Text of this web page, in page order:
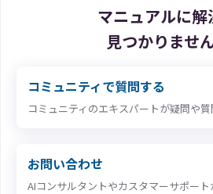
マニュアルに解
見つかりませ
コミュニティで質問する
コミュニティのエキスパートが疑問や
お問い合わせ
AIコンサルタントやカスタマーサポー